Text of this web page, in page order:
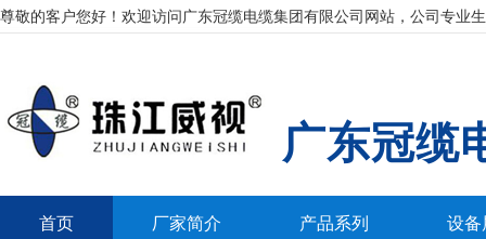
尊敬的客户您好！欢迎访问广东冠缆电缆集团有限公司网站，公司专业
广东冠缆
首页 厂家简介 产品系列 设